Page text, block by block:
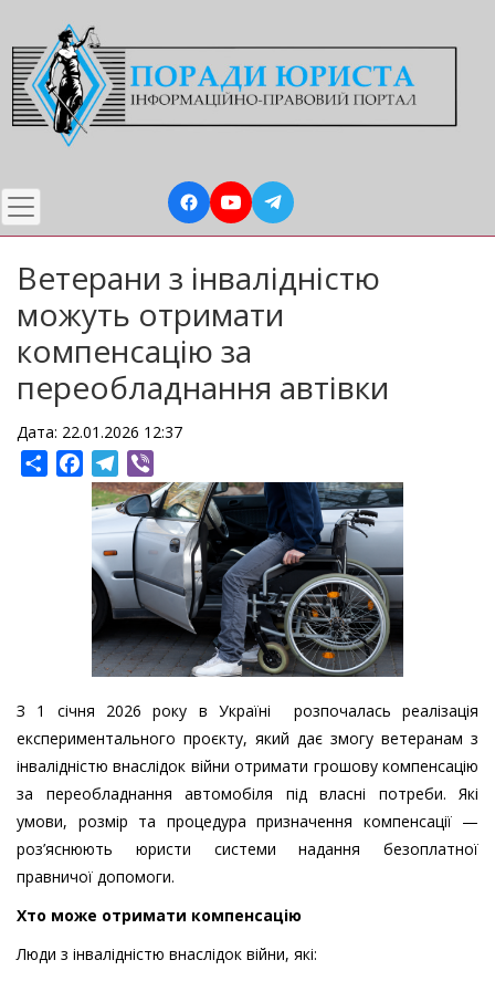
до
основного
вмісту
Ветерани з інвалідністю
можуть отримати
компенсацію за
переобладнання автівки
Дата: 22.01.2026 12:37
ShareFacebookTelegram
З 1 січня 2026 року в Україні розпочалась реалізація
експериментального проєкту, який дає змогу ветеранам з
інвалідністю внаслідок війни отримати грошову компенсацію
за переобладнання автомобіля під власні потреби. Які
умови, розмір та процедура призначення компенсації —
роз’яснюють юристи системи надання безоплатної
правничої допомоги.
Хто може отримати компенсацію
Люди з інвалідністю внаслідок війни, які: